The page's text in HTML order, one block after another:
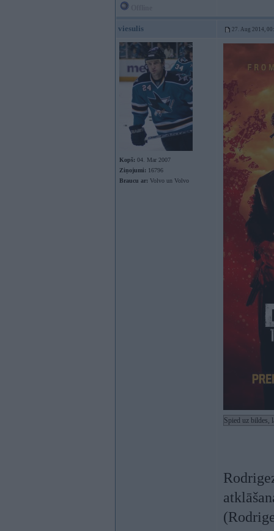
viesulis 27. Aug 2014,
Kopš: 04. Mar 2007
Ziņojumi: 16796
Braucu ar: Volvo un Volvo
Spied uz bildes,